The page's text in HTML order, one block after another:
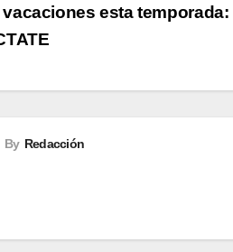
esta temporada:
By Redacción